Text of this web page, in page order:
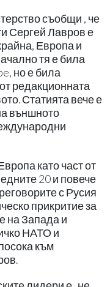
съобщи , че
Сергей Лавров е
Европа и
тя е била
но е била
редакционната
Статията вече е
външното
като част от
20 и повече
с Русия
прикритие за
на Запада и
НАТО и
към